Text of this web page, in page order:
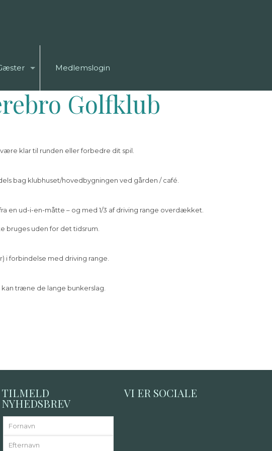
Medlemslogin
Golfklub
klar til runden eller forbedre dit spil.
bag klubhuset/hovedbygningen ved gården / café.
en ud-i-en-måtte – og med 1/3 af driving range overdækket.
bruges uden for det tidsrum.
i forbindelse med driving range.
træne de lange bunkerslag.
TILMELD
NYHEDSBREV
VI ER SOCIALE